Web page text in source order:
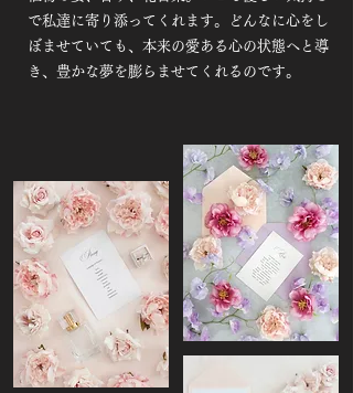
で私達に寄り添ってくれます。どんなに心をし
ぼませていても、本来の愛ある心の状態へと導
き、豊かな夢を膨らませてくれるのです。